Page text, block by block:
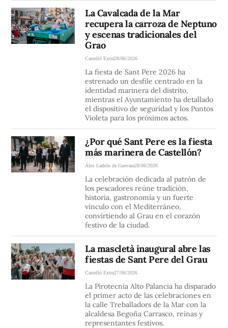
La Cavalcada de la Mar
recupera la carroza de Neptuno
y escenas tradicionales del
Grao
Castelló Extra28/06/2026
La fiesta de Sant Pere 2026 ha
estrenado un desfile centrado en la
identidad marinera del distrito,
mientras el Ayuntamiento ha detallado
el dispositivo de seguridad y los Puntos
Violeta para los próximos actos.
¿Por qué Sant Pere es la fiesta
más marinera de Castellón?
Álex Ladrón de Guevara28/06/2026
La celebración dedicada al patrón de
los pescadores reúne tradición,
historia, gastronomía y un fuerte
vínculo con el Mediterráneo,
convirtiendo al Grau en el corazón
festivo de la ciudad.
La mascletà inaugural abre las
fiestas de Sant Pere del Grau
Castelló Extra27/06/2026
La Pirotecnia Alto Palancia ha disparado
el primer acto de las celebraciones en
la calle Treballadors de la Mar con la
alcaldesa Begoña Carrasco, reinas y
representantes festivos.